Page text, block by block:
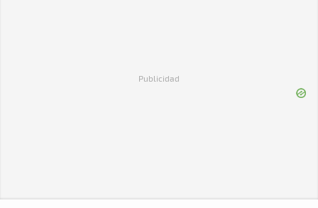
Publicidad